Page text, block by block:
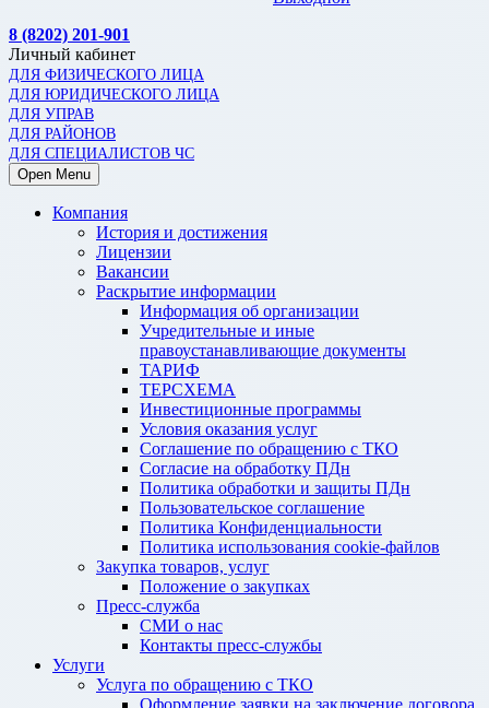
8 (8202) 201-901
Личный кабинет
ДЛЯ ФИЗИЧЕСКОГО ЛИЦА
ДЛЯ ЮРИДИЧЕСКОГО ЛИЦА
ДЛЯ УПРАВ
ДЛЯ РАЙОНОВ
ДЛЯ СПЕЦИАЛИСТОВ ЧС
Open Menu
Компания
История и достижения
Лицензии
Вакансии
Раскрытие информации
Информация об организации
Учредительные и иные
правоустанавливающие документы
ТАРИФ
ТЕРСХЕМА
Инвестиционные программы
Условия оказания услуг
Соглашение по обращению с ТКО
Согласие на обработку ПДн
Политика обработки и защиты ПДн
Пользовательское соглашение
Политика Конфиденциальности
Политика использования cookie-файлов
Закупка товаров, услуг
Положение о закупках
Пресс-служба
СМИ о нас
Контакты пресс-службы
Услуги
Услуга по обращению с ТКО
Оформление заявки на заключение договора